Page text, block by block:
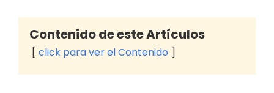
Contenido de este Artículos
click para ver el Contenido